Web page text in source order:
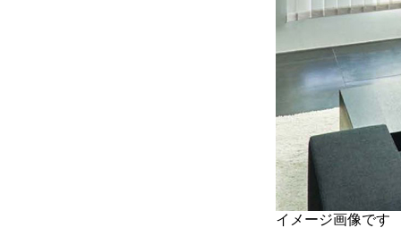
イメージ画像です